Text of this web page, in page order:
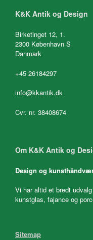
K&K Antik og Design
Birketinget 12, 1.
2300 København S
Danmark
+45 26184297
info@kkantik.dk
Cvr. nr. 38408674
Om K&K Antik og
Design og
Vi har altid et bredt
kunstglas, fajance og
Sitemap